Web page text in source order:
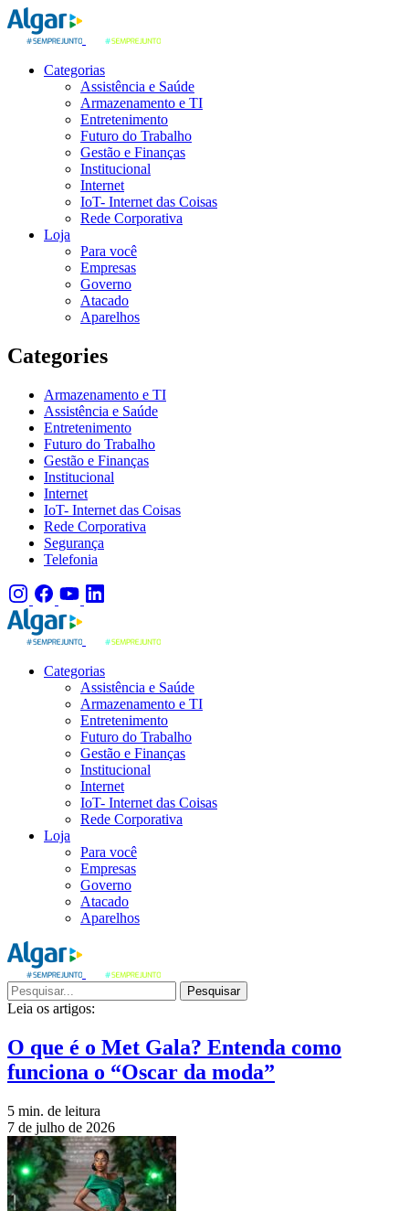
Categorias
Assistência e Saúde
Armazenamento e TI
Entretenimento
Futuro do Trabalho
Gestão e Finanças
Institucional
Internet
IoT- Internet das Coisas
Rede Corporativa
Loja
Para você
Empresas
Governo
Atacado
Aparelhos
Categories
Armazenamento e TI
Assistência e Saúde
Entretenimento
Futuro do Trabalho
Gestão e Finanças
Institucional
Internet
IoT- Internet das Coisas
Rede Corporativa
Segurança
Telefonia
Categorias
Assistência e Saúde
Armazenamento e TI
Entretenimento
Futuro do Trabalho
Gestão e Finanças
Institucional
Internet
IoT- Internet das Coisas
Rede Corporativa
Loja
Para você
Empresas
Governo
Atacado
Aparelhos
Pesquisar
Leia os artigos:
O que é o Met Gala? Entenda como
funciona o “Oscar da moda”
5 min. de leitura
7 de julho de 2026